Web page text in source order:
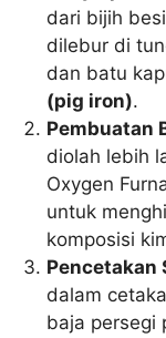
dari bijih
dilebur di
dan batu
(pig iron).
Pembuatan
diolah lebih
Oxygen
untuk
komposisi
Pencetakan
dalam
baja persegi